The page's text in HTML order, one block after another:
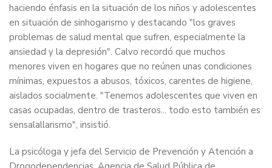
haciendo énfasis en la situación de los niños y adolescentes
en situación de sinhogarismo y destacando "los graves
problemas de salud mental que sufren, especialmente la
ansiedad y la depresión". Calvo recordó que muchos
menores viven en hogares que no reúnen unas condiciones
mínimas, expuestos a abusos, tóxicos, carentes de higiene,
aislados socialmente. "Tenemos adolescentes que viven en
casas ocupadas, dentro de trasteros... todo esto también es
sensalallarismo", insistió.
La psicóloga y jefa del Servicio de Prevención y Atención a